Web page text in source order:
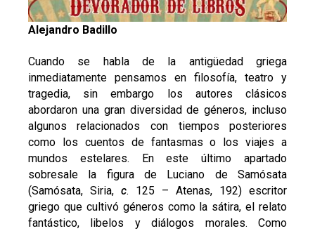
Alejandro Badillo
Cuando se habla de la antigüedad griega
inmediatamente pensamos en filosofía, teatro y
tragedia, sin embargo los autores clásicos
abordaron una gran diversidad de géneros, incluso
algunos relacionados con tiempos posteriores
como los cuentos de fantasmas o los viajes a
mundos estelares. En este último apartado
sobresale la figura de Luciano de Samósata
(Samósata, Siria, c. 125 – Atenas, 192) escritor
griego que cultivó géneros como la sátira, el relato
fantástico, libelos y diálogos morales. Como